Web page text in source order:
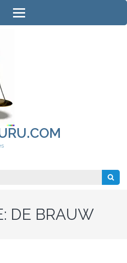
Zoeken
naar:
DE BRAUW